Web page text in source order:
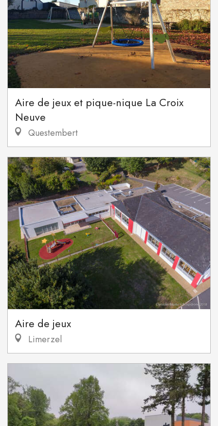
Aire de jeux et pique-nique La Croix
Neuve
Questembert
Aire de jeux
Limerzel